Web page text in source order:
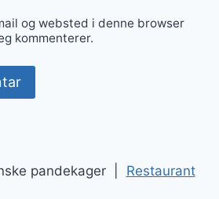
og websted i denne browser
kommenterer.
pandekager | Restaurant